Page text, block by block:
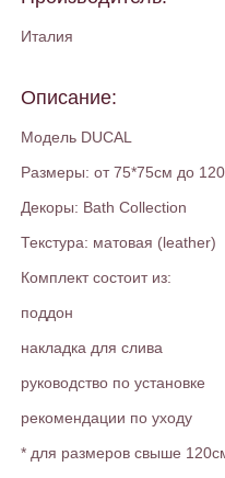
Италия
Описание:
Модель DUCAL
Размеры: от 75*75см до
Декоры: Bath Collection
Текстура: матовая (leather)
Комплект состоит из:
поддон
накладка для слива
руководство по установке
рекомендации по уходу
* для размеров свыше